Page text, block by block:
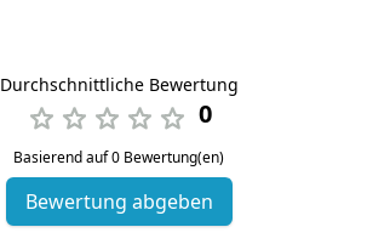
Durchschnittliche Bewertung
0
Basierend auf 0 Bewertung(en)
Bewertung abgeben